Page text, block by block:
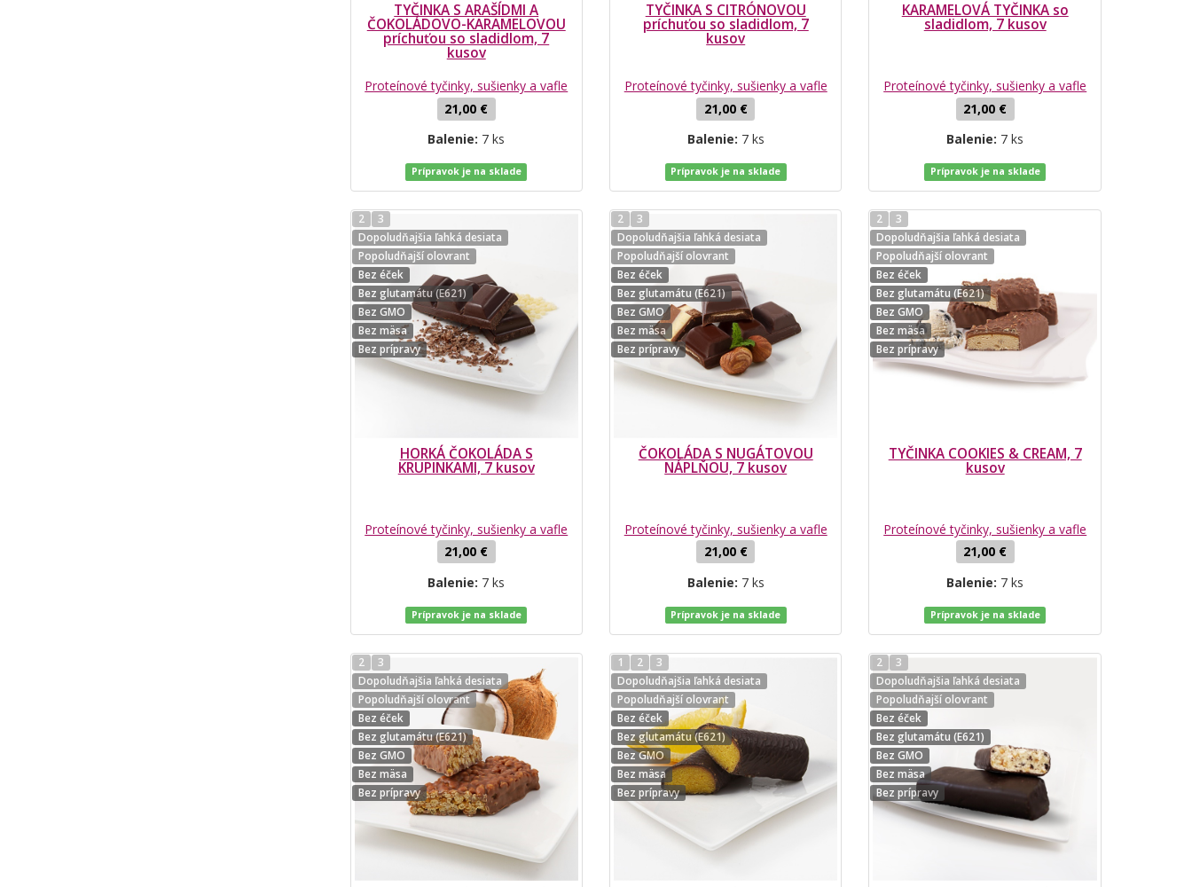
TYČINKA S ARAŠÍDMI A
ČOKOLÁDOVO-KARAMELOVOU
príchuťou so sladidlom, 7
kusov
Proteínové tyčinky, sušienky a vafle
21,00 €
Balenie: 7 ks
Prípravok je na sklade
TYČINKA S CITRÓNOVOU
príchuťou so sladidlom, 7
kusov
Proteínové tyčinky, sušienky a vafle
21,00 €
Balenie: 7 ks
Prípravok je na sklade
KARAMELOVÁ TYČINKA so
sladidlom, 7 kusov
Proteínové tyčinky, sušienky a vafle
21,00 €
Balenie: 7 ks
Prípravok je na sklade
2
3
Dopoludňajšia ľahká desiata
Popoludňajší olovrant
Bez éček
Bez glutamátu (E621)
Bez GMO
Bez mäsa
Bez prípravy
HORKÁ ČOKOLÁDA S
KRUPINKAMI, 7 kusov
Proteínové tyčinky, sušienky a vafle
21,00 €
Balenie: 7 ks
Prípravok je na sklade
2
3
Dopoludňajšia ľahká desiata
Popoludňajší olovrant
Bez éček
Bez glutamátu (E621)
Bez GMO
Bez mäsa
Bez prípravy
ČOKOLÁDA S NUGÁTOVOU
NÁPLŇOU, 7 kusov
Proteínové tyčinky, sušienky a vafle
21,00 €
Balenie: 7 ks
Prípravok je na sklade
2
3
Dopoludňajšia ľahká desiata
Popoludňajší olovrant
Bez éček
Bez glutamátu (E621)
Bez GMO
Bez mäsa
Bez prípravy
TYČINKA COOKIES & CREAM, 7
kusov
Proteínové tyčinky, sušienky a vafle
21,00 €
Balenie: 7 ks
Prípravok je na sklade
2
3
Dopoludňajšia ľahká desiata
Popoludňajší olovrant
Bez éček
Bez glutamátu (E621)
Bez GMO
Bez mäsa
Bez prípravy
1 2
3
Dopoludňajšia ľahká desiata
Popoludňajší olovrant
Bez éček
Bez glutamátu (E621)
Bez GMO
Bez mäsa
Bez prípravy
2
3
Dopoludňajšia ľahká desiata
Popoludňajší olovrant
Bez éček
Bez glutamátu (E621)
Bez GMO
Bez mäsa
Bez prípravy